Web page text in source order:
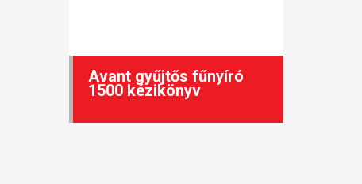
Avant gyűjtős fűnyíró
1500 kézikönyv